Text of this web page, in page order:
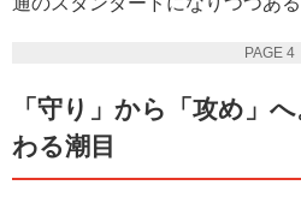
PAGE 4
「守り」から「攻め」
わる潮目